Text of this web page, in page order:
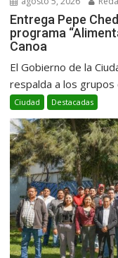
Entrega Pepe
programa
Canoa
El Gobierno de la
respalda a los grupos
Ciudad Destacadas